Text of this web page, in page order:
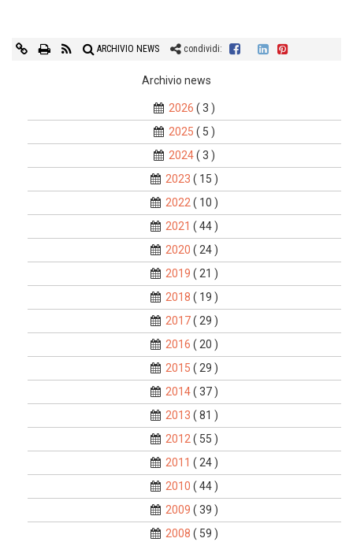
ARCHIVIO NEWS condividi:
Archivio news
2026 ( 3 )
2025 ( 5 )
2024( 3 )
2023 ( 15 )
2022 ( 10 )
2021 ( 44 )
2020 ( 24 )
2019 ( 21 )
2018 ( 19 )
2017( 29 )
2016 ( 20 )
2015 ( 29 )
2014( 37 )
2013 ( 81 )
2012 ( 55 )
2011 ( 24 )
2010 ( 44 )
2009 ( 39 )
2008 ( 59 )